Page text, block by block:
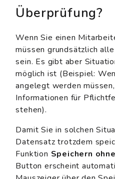
Überprüfung?
Wenn Sie einen
müssen grundsätzlich
sein. Es gibt aber
möglich ist (Beispiel:
angelegt werden
Informationen für
stehen).
Damit Sie in solchen
Datensatz trotzdem
Funktion Speichern
Button erscheint